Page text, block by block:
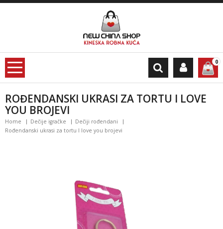
0
ROĐENDANSKI UKRASI ZA TORTU I LOVE
YOU BROJEVI
Home Dečije igračke
Dečiji rođendani
Rođendanski ukrasi za tortu I love you brojevi